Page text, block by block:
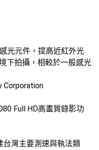
光元件，提高近紅外光
下拍攝，相較於一般感光
Corporation
Full HD高畫質錄影功
台灣主要測速與執法類